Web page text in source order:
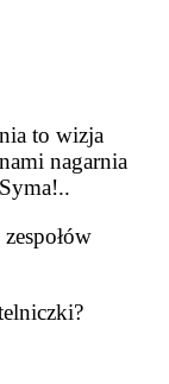
to wizja
nagarnia